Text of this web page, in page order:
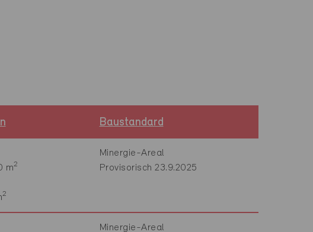
Baustandard
m2
2
Minergie-Areal
Provisorisch 23.9.2025
Minergie-Areal